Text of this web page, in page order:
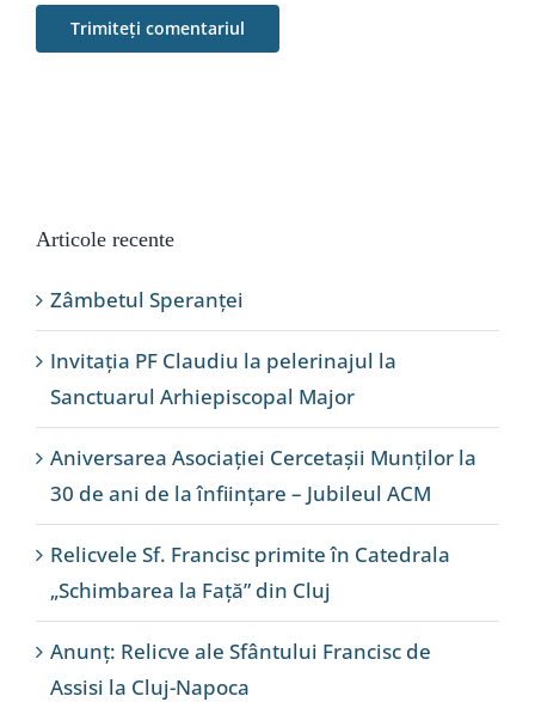
Articole recente
Zâmbetul Speranței
Invitația PF Claudiu la pelerinajul la
Sanctuarul Arhiepiscopal Major
Aniversarea Asociației Cercetașii Munților la
30 de ani de la înființare – Jubileul ACM
Relicvele Sf. Francisc primite în Catedrala
„Schimbarea la Față” din Cluj
Anunț: Relicve ale Sfântului Francisc de
Assisi la Cluj-Napoca